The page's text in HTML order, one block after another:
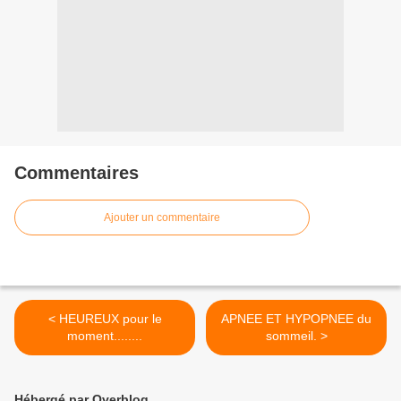
Commentaires
Ajouter un commentaire
< HEUREUX pour le
moment........
APNEE ET HYPOPNEE du
sommeil. >